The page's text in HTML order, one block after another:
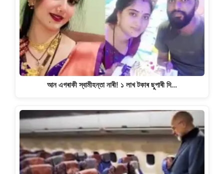
আন এগৰাকী স্বামীহন্তা নাৰী! ১ লাখ টকাৰ ছুপাৰী দি…